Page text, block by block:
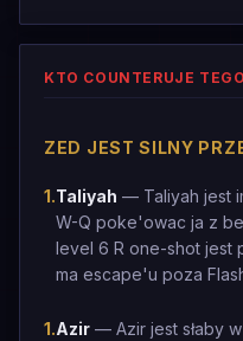
KTO COUNTERUJE
ZED JEST SILNY
1.Taliyah — Taliyah jest
W-Q poke'owac ja z
level 6 R one-shot jest
ma escape'u poza
1.Azir — Azir jest słaby